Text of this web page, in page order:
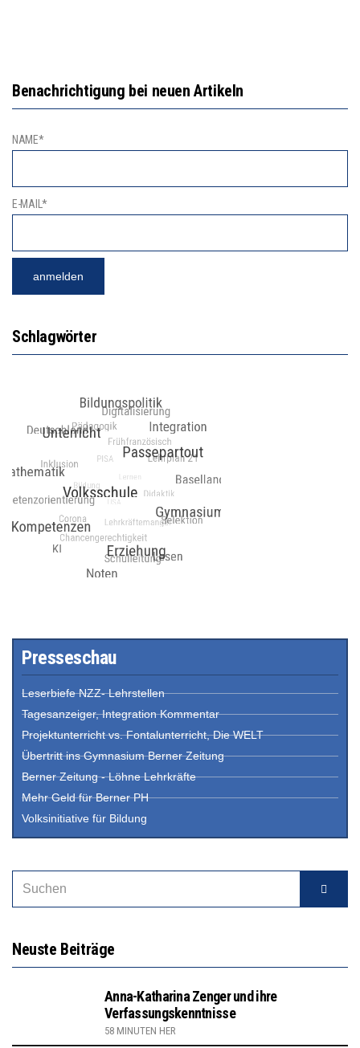
Benachrichtigung bei neuen Artikeln
NAME*
E-MAIL*
Schlagwörter
Presseschau
Leserbiefe NZZ- Lehrstellen
Tagesanzeiger, Integration Kommentar
Projektunterricht vs. Fontalunterricht, Die WELT
Übertritt ins Gymnasium Berner Zeitung
Berner Zeitung - Löhne Lehrkräfte
Mehr Geld für Berner PH
Volksinitiative für Bildung
Neuste Beiträge
Anna-Katharina Zenger und ihre
Verfassungskenntnisse
58 MINUTEN HER